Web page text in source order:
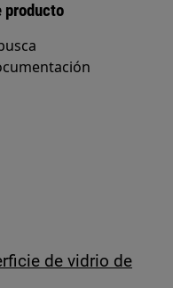
producto
de vidrio de